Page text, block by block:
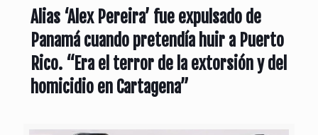
Alias ‘Alex Pereira’ fue expulsado de
Panamá cuando pretendía huir a Puerto
Rico. “Era el terror de la extorsión y del
homicidio en Cartagena”